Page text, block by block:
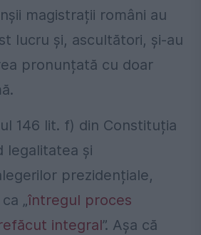
magistrații români au
lucru și, ascultători, și-au
pronunțată cu doar
146 lit. f) din Constituția
legalitatea și
prezidențiale,
„întregul proces
integral”. Așa că